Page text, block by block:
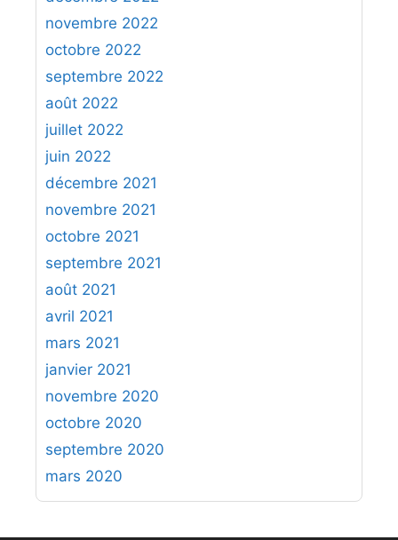
novembre 2022
octobre 2022
septembre 2022
août 2022
juillet 2022
juin 2022
décembre 2021
novembre 2021
octobre 2021
septembre 2021
août 2021
avril 2021
mars 2021
janvier 2021
novembre 2020
octobre 2020
septembre 2020
mars 2020